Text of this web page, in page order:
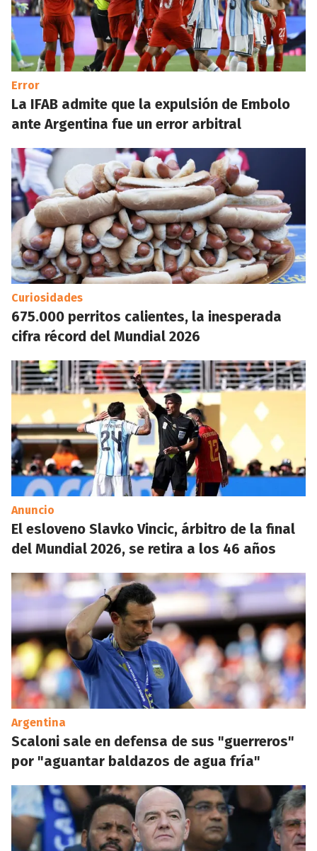
Error
La IFAB admite que la expulsión de Embolo
ante Argentina fue un error arbitral
Curiosidades
675.000 perritos calientes, la inesperada
cifra récord del Mundial 2026
Anuncio
El esloveno Slavko Vincic, árbitro de la final
del Mundial 2026, se retira a los 46 años
Argentina
Scaloni sale en defensa de sus "guerreros"
por "aguantar baldazos de agua fría"